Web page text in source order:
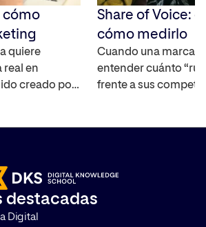
cómo
quiere
real en
creado por
y
en la toma de
Te
y […]
Share of Voice:
cómo medirlo
Cuando una marca
entender cuánto
frente a sus
destacadas
Digital